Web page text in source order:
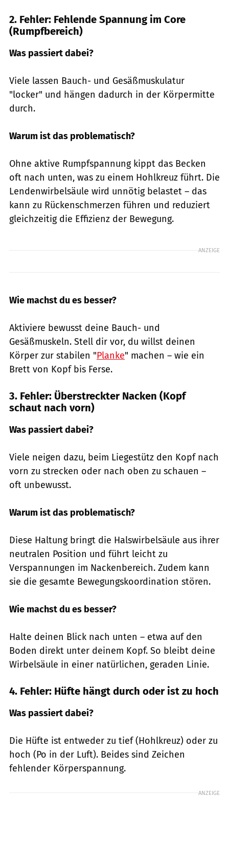
2. Fehler: Fehlende Spannung im Core
(Rumpfbereich)
Was passiert dabei?
Viele lassen Bauch- und Gesäßmuskulatur
"locker" und hängen dadurch in der Körpermitte
durch.
Warum ist das problematisch?
Ohne aktive Rumpfspannung kippt das Becken
oft nach unten, was zu einem Hohlkreuz führt. Die
Lendenwirbelsäule wird unnötig belastet – das
kann zu Rückenschmerzen führen und reduziert
gleichzeitig die Effizienz der Bewegung.
ANZEIGE
Wie machst du es besser?
Aktiviere bewusst deine Bauch- und
Gesäßmuskeln. Stell dir vor, du willst deinen
Körper zur stabilen "Planke" machen – wie ein
Brett von Kopf bis Ferse.
3. Fehler: Überstreckter Nacken (Kopf
schaut nach vorn)
Was passiert dabei?
Viele neigen dazu, beim Liegestütz den Kopf nach
vorn zu strecken oder nach oben zu schauen –
oft unbewusst.
Warum ist das problematisch?
Diese Haltung bringt die Halswirbelsäule aus ihrer
neutralen Position und führt leicht zu
Verspannungen im Nackenbereich. Zudem kann
sie die gesamte Bewegungskoordination stören.
Wie machst du es besser?
Halte deinen Blick nach unten – etwa auf den
Boden direkt unter deinem Kopf. So bleibt deine
Wirbelsäule in einer natürlichen, geraden Linie.
4. Fehler: Hüfte hängt durch oder ist zu hoch
Was passiert dabei?
Die Hüfte ist entweder zu tief (Hohlkreuz) oder zu
hoch (Po in der Luft). Beides sind Zeichen
fehlender Körperspannung.
ANZEIGE